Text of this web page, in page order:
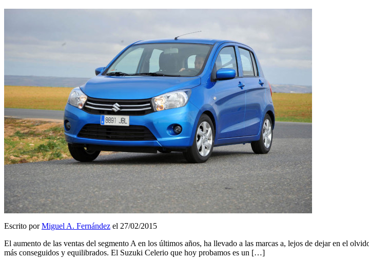
Escrito porMiguel A. Fernández el 27/02/2015
El aumento de las ventas del segmento A en los últimos años, ha llevado a las marcas a, lejos de dejar en el
más conseguidos y equilibrados. El Suzuki Celerio que hoy probamos es un […]